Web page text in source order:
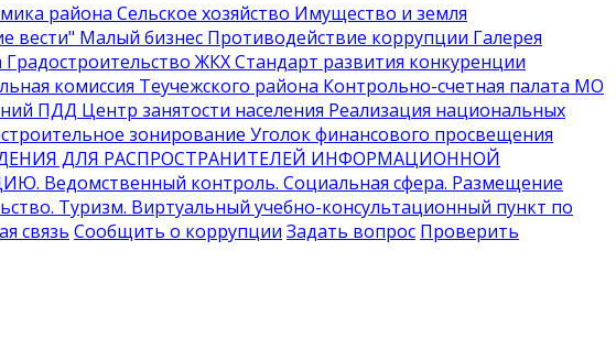
района Сельское хозяйство Имущество и земля
вести" Малый бизнес Противодействие коррупции Галерея
Градостроительство ЖКХСтандарт развития конкуренции
комиссия Теучежского района Контрольно-счетная палата МО
ПДД Центр занятости населения Реализация национальных
зонирование Уголок финансового просвещения
ДЛЯ РАСПРОСТРАНИТЕЛЕЙ ИНФОРМАЦИОННОЙ
. Ведомственный контроль. Социальная сфера. Размещение
. Туризм. Виртуальный учебно-консультационный пункт по
связь Сообщить о коррупции Задать вопрос Проверить